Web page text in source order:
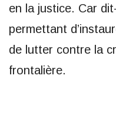
en la justice. Car
permettant
de lutter contre la
frontalière.